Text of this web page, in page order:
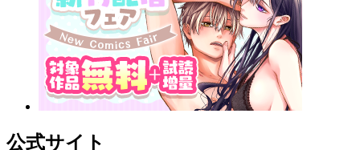
公式サイト